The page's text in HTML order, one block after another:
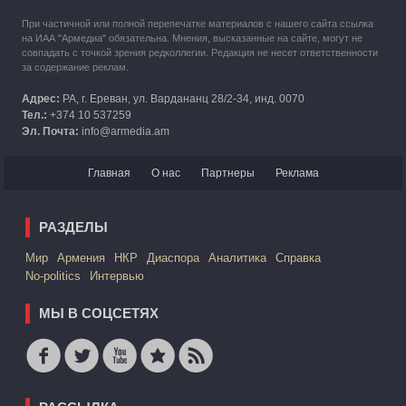
При частичной или полной перепечатке материалов с нашего сайта ссылка
на ИАА "Армедиа" обязательна. Мнения, высказанные на сайте, могут не
совпадать с точкой зрения редколлегии. Редакция не несет ответственности
за содержание реклам.
Адрес: РА, г. Ереван, ул. Вардананц 28/2-34, инд. 0070
Тел.: +374 10 537259
Эл. Почта: info@armedia.am
Главная О нас Партнеры Реклама
РАЗДЕЛЫ
Mир Армения НКР Диаспора Аналитика
Справка
No-politics
Интервью
МЫ В СОЦСЕТЯХ